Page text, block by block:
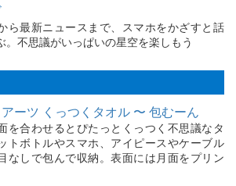
ら最新ニュースまで、スマホをかざすと話
。不思議がいっぱいの星空を楽しもう
ーツ くっつくタオル 〜 包むーん
を合わせるとぴたっとくっつく不思議なタ
トボトルやスマホ、アイピースやケーブル
なしで包んで収納。表面には月面をプリン